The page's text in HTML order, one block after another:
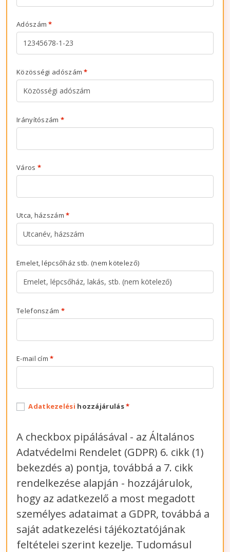
Adószám*
Közösségi adószám*
Irányítószám *
Város *
Utca, házszám*
Emelet, lépcsőház stb. (nem kötelező)
Telefonszám *
E-mail cím*
Adatkezelési hozzájárulás*
A checkbox pipálásával - az Általános
Adatvédelmi Rendelet (GDPR) 6. cikk (1)
bekezdés a) pontja, továbbá a 7. cikk
rendelkezése alapján - hozzájárulok,
hogy az adatkezelő a most megadott
személyes adataimat a GDPR, továbbá a
saját adatkezelési tájékoztatójának
feltételei szerint kezelje. Tudomásul